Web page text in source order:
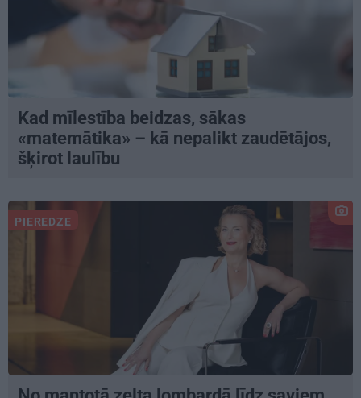
Kad mīlestība beidzas, sākas
«matemātika» – kā nepalikt zaudētājos,
šķirot laulību
PIEREDZE